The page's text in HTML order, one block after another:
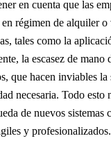
en cuenta que las
régimen de alquiler o
tales como la
la escasez de mano
que hacen inviables la
necesaria. Todo esto
de nuevos sistemas
y profesionalizados.